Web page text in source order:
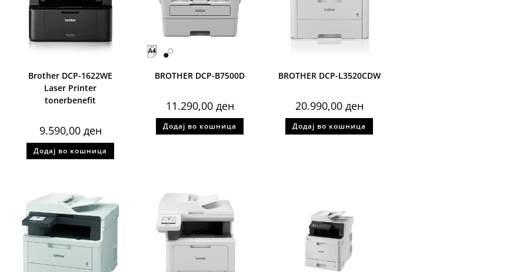
Brother DCP-1622WE
Laser Printer
tonerbenefit
9.590,00 ден
Додај во кошница
BROTHER DCP-B7500D
11.290,00 ден
Додај во кошница
BROTHER DCP-L3520CDW
20.990,00 ден
Додај во кошница